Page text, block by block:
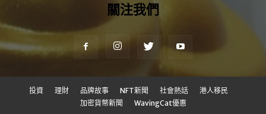
關注我們
投資 理財 品牌故事 NFT新聞 社會熱話
港人移民
加密貨幣新聞
WavingCat優惠